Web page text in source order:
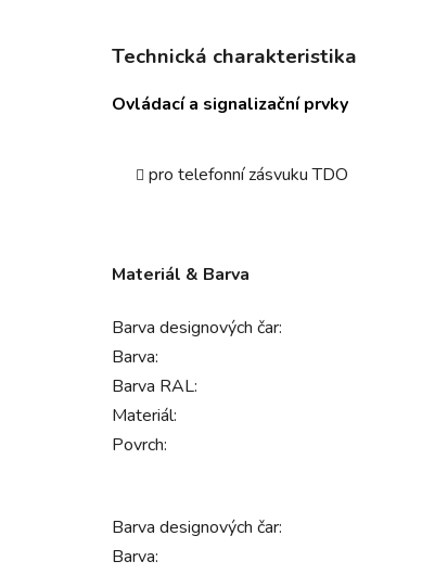
Technická charakteristika
Ovládací a signalizační prvky
pro telefonní zásvuku TDO
Materiál & Barva
Barva designových čar:
Barva:
Barva RAL:
Materiál:
Povrch:
Barva designových čar:
Barva: